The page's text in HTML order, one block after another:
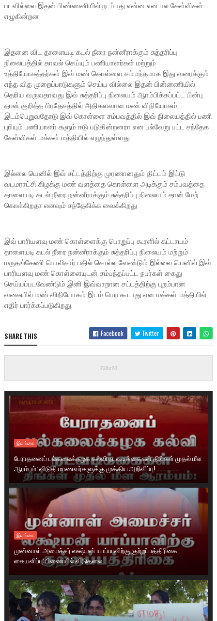
படவில்லை இதன் பிண்ணனியில் நடப்பது என்ன என பல கேள்விகள்
எழுகின்றன
இதனை விட தாளையடி கடல் நீரை நன்னீராக்கும் சுத்தரிப்பு
நிலையத்தில் காவல் செய்யும் பணியாளர்கள் மற்றும்
உத்தியோகத்தர்கள் இவ் மண் கொள்ளை சம்மந்தமாக இது வரைக்கும்
எந்த வித முறைப்பாடுகளும் செய்ய வில்லை இதன் பின்னணியில்
தெரிய வருவதாவது இவ் சுத்தரிப்பு நிலையம் ஆரம்பிக்கப்பட்ட பின்பு
தான் குறித்த பிரதேசத்தில் அதிகளவான மண் விநியோகம்
இடம்பெறுவதோடு இவ் கொள்ளை சம்பவத்தில் இவ் நிலையத்தில் பணி
புரியும் பணியாளர் களும் ஈடு படுகின்றனரா என பல்வேறு பட்ட சந்தேக
கேள்விகள் மக்கள் மத்தியில் எழுந்துள்ளது
இல்லை யெனில் இவ் சட்டத்திற்கு முரணானதும் திட்டம் இட்டு
வடமராட்சி கிழக்கு மண் வளத்தை கொள்ளை அடிக்கும் சம்பவத்தை
தாளையடி கடல் நீரை நன்னீராக்கும் சுத்தரிப்பு நிலையம் தான் மேற்
கொள்கிறதா எனவும் சந்தேகிக்க வைக்கிறது
இவ் பாரியளவு மண் கொள்ளைக்கு பொறுப்பு கூரளில் கட்டாயம்
தாளையடி கடல் நீரை நன்னீராக்கும் சுத்தரிப்பு நிலையம் மற்றும்
மருதங்கேணி பொலிசார் பதில் சொல்ல வேண்டும் இல்லை யெனில் இவ்
பாரியளவு மண் கொள்ளையுடன் சம்பந்தப்பட்ட நபர்கள் கைது
செய்யப்படவேண்டும் இனி இவ்வாறான சட்டத்திற்கு புறம்பான
வகையில் மண் விநியோகம் இடம் பெற கூடாது என மக்கள் மத்தியில்
எதிர் பார்க்கப்படுகிறது.
SHARE THIS Facebook Twitter
இலங்கை
பேராதனைப் பல்கலைக்கழக கல்வி நடவடிக்கைகள் திங்கள் முதல் மீள
ஆரம்பம்: விடுதி மாணவர்களுக்கு முக்கிய அறிவிப்பு! ...............
இலங்கை
முன்னாள் அமைச்சர் லக்ஷ்மன் யாப்பாவிற்கு குற்றப்பத்திரிகை
கையளிப்பு: பிணையில் விடுதலை ...